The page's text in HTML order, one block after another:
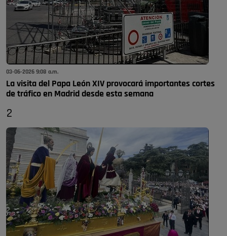
03-06-2026 9:08 a.m.
La visita del Papa León XIV provocará importantes cortes
de tráfico en Madrid desde esta semana
2